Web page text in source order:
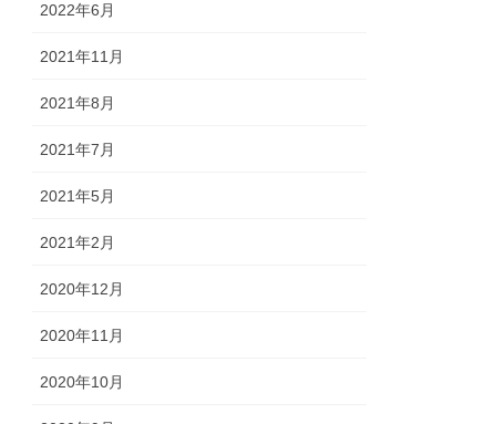
2022年6月
2021年11月
2021年8月
2021年7月
2021年5月
2021年2月
2020年12月
2020年11月
2020年10月